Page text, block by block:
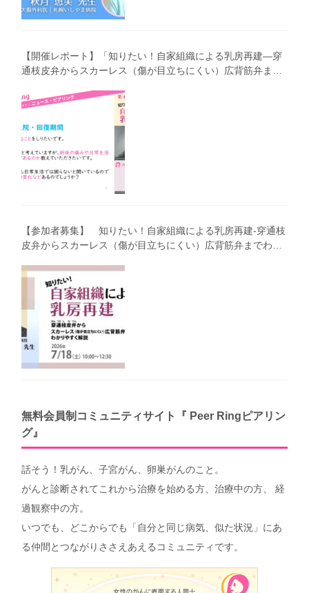
【開催レポート】「知りたい！自家組織による乳房再建―穿
通枝皮弁からスカーレス（傷が目立ちにくい）広背筋弁まで
【参加者募集】 知りたい！自家組織による乳房再建-穿通枝
皮弁からスカーレス（傷が目立ちにくい）広背筋弁までわか
無料会員制コミュニティサイト『 Peer Ringピアリン
グ』
話そう！乳がん、子宮がん、卵巣がんのこと。
がんと診断されてこれから治療を始める方、治療中の方、 経
過観察中の方。
いつでも、どこからでも「自分と同じ病気、似た状況」にあ
る仲間とつながりささえあえるコミュニティです。